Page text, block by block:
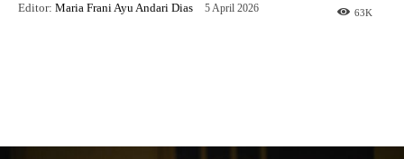
63K
Editor: Maria Frani Ayu Andari Dias 5 April 2026